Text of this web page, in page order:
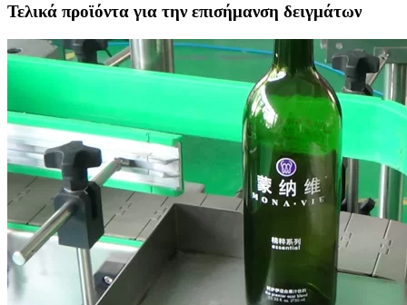
Τελικά προϊόντα για την επισήμανση δειγμάτων